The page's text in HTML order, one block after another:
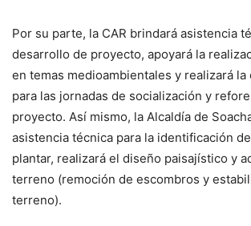
Por su parte, la CAR brindará asistencia
desarrollo de proyecto, apoyará la
en temas medioambientales y realizará la
para las jornadas de socialización y
proyecto. Así mismo, la Alcaldía de
asistencia técnica para la identificación
plantar, realizará el diseño paisajístico y
terreno (remoción de escombros y
terreno).